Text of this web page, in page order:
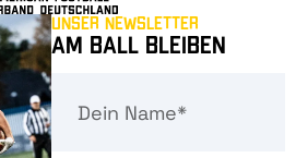
Unser Newsletter
Am Ball bleiben